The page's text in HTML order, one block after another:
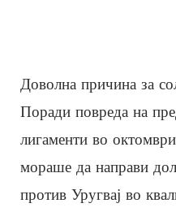
Доволна причина за
Поради повреда на
лигаменти во
мораше да направи
против Уругвај во